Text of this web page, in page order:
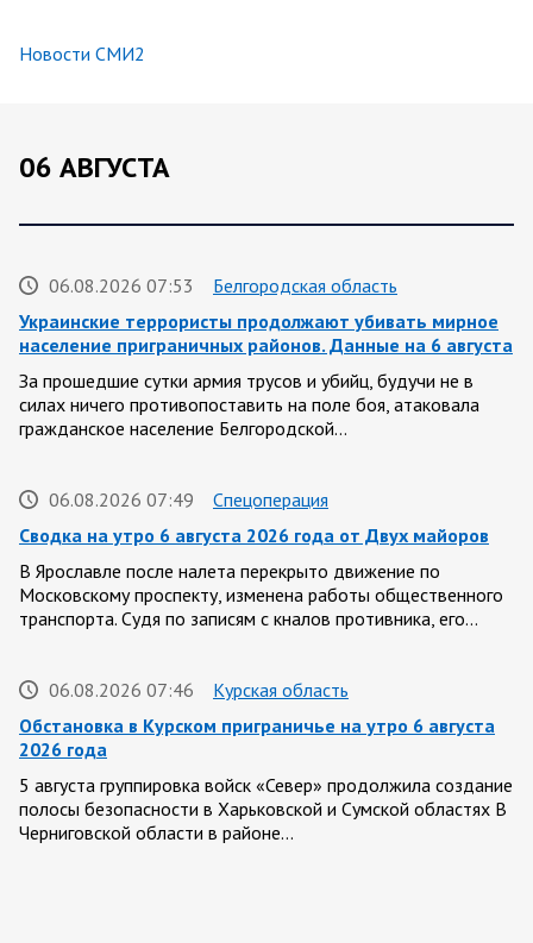
Новости СМИ2
06 АВГУСТА
06.08.2026 07:53
Белгородская область
Украинские террористы продолжают убивать мирное
население приграничных районов. Данные на 6 августа
За прошедшие сутки армия трусов и убийц, будучи не в
силах ничего противопоставить на поле боя, атаковала
гражданское население Белгородской…
06.08.2026 07:49
Спецоперация
Сводка на утро 6 августа 2026 года от Двух майоров
В Ярославле после налета перекрыто движение по
Московскому проспекту, изменена работы общественного
транспорта. Судя по записям с кналов противника, его…
06.08.2026 07:46
Курская область
Обстановка в Курском приграничье на утро 6 августа
2026 года
5 августа группировка войск «Север» продолжила создание
полосы безопасности в Харьковской и Сумской областях В
Черниговской области в районе…